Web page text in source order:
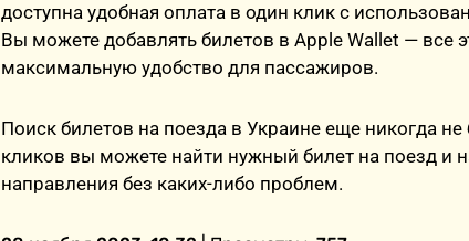
доступна удобная оплата в один клик с
Вы можете добавлять билетов в Apple Wallet — все
максимальную удобство для пассажиров.
Поиск билетов на поезда в Украине еще никогда
кликов вы можете найти нужный билет на поезд и
направления без каких-либо проблем.